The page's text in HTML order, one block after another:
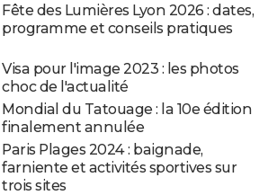
Fête des Lumières Lyon 2026 : dates,
programme et conseils pratiques
Visa pour l'image 2023 : les photos
choc de l'actualité
Mondial du Tatouage : la 10e édition
finalement annulée
Paris Plages 2024 : baignade,
farniente et activités sportives sur
trois sites